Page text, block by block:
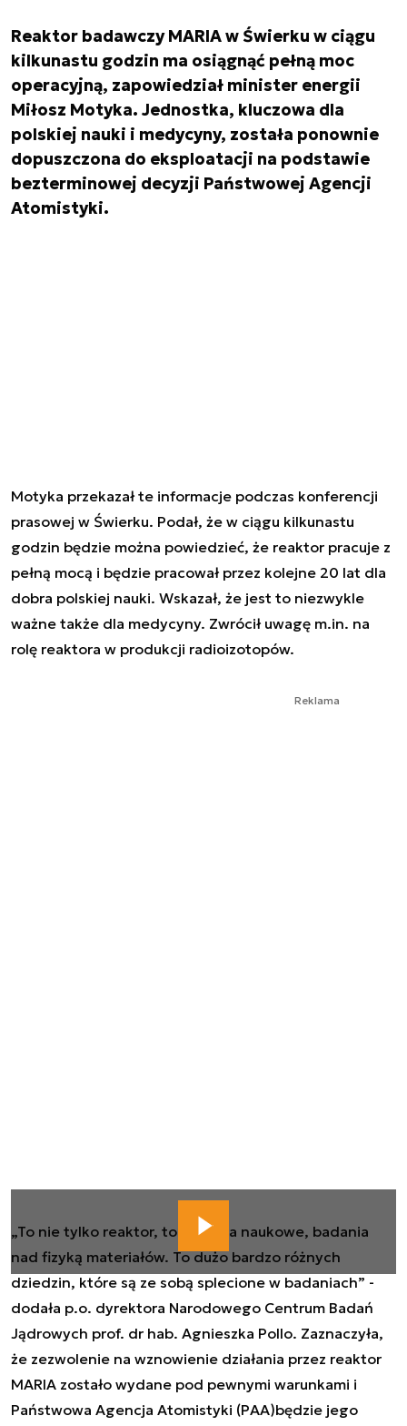
Reaktor badawczy MARIA w Świerku w ciągu
kilkunastu godzin ma osiągnąć pełną moc
operacyjną, zapowiedział minister energii
Miłosz Motyka. Jednostka, kluczowa dla
polskiej nauki i medycyny, została ponownie
dopuszczona do eksploatacji na podstawie
bezterminowej decyzji Państwowej Agencji
Atomistyki.
Motyka przekazał te informacje podczas konferencji
prasowej w Świerku. Podał, że w ciągu kilkunastu
godzin będzie można powiedzieć, że reaktor pracuje z
pełną mocą i będzie pracował przez kolejne 20 lat dla
dobra polskiej nauki. Wskazał, że jest to niezwykle
ważne także dla medycyny. Zwrócił uwagę m.in. na
rolę reaktora w produkcji radioizotopów.
Reklama
„To nie tylko reaktor, to badania naukowe, badania
nad fizyką materiałów. To dużo bardzo różnych
dziedzin, które są ze sobą splecione w badaniach” -
dodała p.o. dyrektora Narodowego Centrum Badań
Jądrowych prof. dr hab. Agnieszka Pollo. Zaznaczyła,
że zezwolenie na wznowienie działania przez reaktor
MARIA zostało wydane pod pewnymi warunkami i
Państwowa Agencja Atomistyki (PAA)będzie jego